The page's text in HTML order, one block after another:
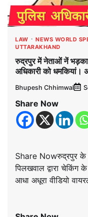
LAW NEWS WORLD
UTTARAKHAND
रुद्रपुर में नेताओं नें
अधिकारी को धमकियां।
Bhupesh Chhimwal
Share Now
Share Nowरुद्रपुर के
पिलखवाल द्वारा
आधा अधूरा वीडियो